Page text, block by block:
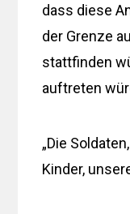
dass diese
der Grenze
stattfinden
auftreten
„Die
Kinder,